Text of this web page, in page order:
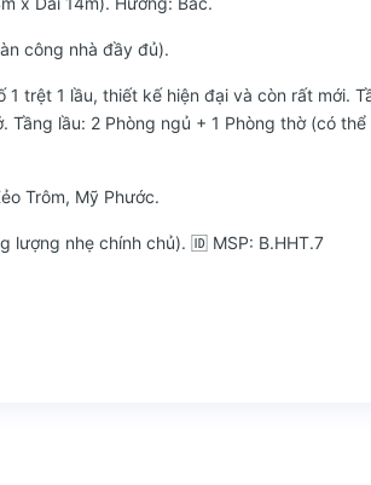
công nhà đầy đủ).
1 trệt 1 lầu, thiết kế hiện đại và còn rất mới.
Tầng lầu: 2 Phòng ngủ + 1 Phòng thờ (có
Trôm, Mỹ Phước.
lượng nhẹ chính chủ). 🆔 MSP: B.HHT.7